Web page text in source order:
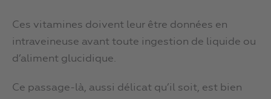
Ces vitamines doivent leur être données en
intraveineuse avant toute ingestion de liquide ou
d’aliment glucidique.
Ce passage-là, aussi délicat qu’il soit, est bien